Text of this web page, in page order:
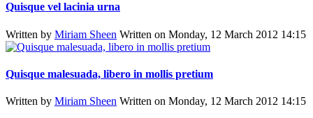
Quisque vel lacinia urna
Written by Miriam Sheen Written on Monday, 12 March 2012 14:15
Quisque malesuada, libero in mollis pretium
Written by Miriam Sheen Written on Monday, 12 March 2012 14:15